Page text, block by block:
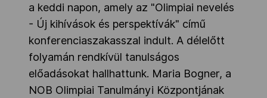
a keddi napon, amely az "Olimpiai nevelés
- Új kihívások és perspektívák" című
konferenciaszakasszal indult. A délelőtt
folyamán rendkívül tanulságos
előadásokat hallhattunk. Maria Bogner, a
NOB Olimpiai Tanulmányi Központjának